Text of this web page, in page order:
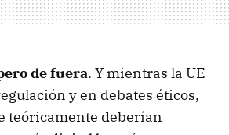
de fuera. Y mientras la UE
y en debates éticos,
teóricamente deberían